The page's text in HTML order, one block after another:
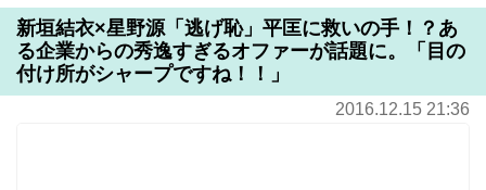
新垣結衣×星野源「逃げ恥」平匡に救いの手！？あ
る企業からの秀逸すぎるオファーが話題に。「目の
付け所がシャープですね！！」
2016.12.15 21:36